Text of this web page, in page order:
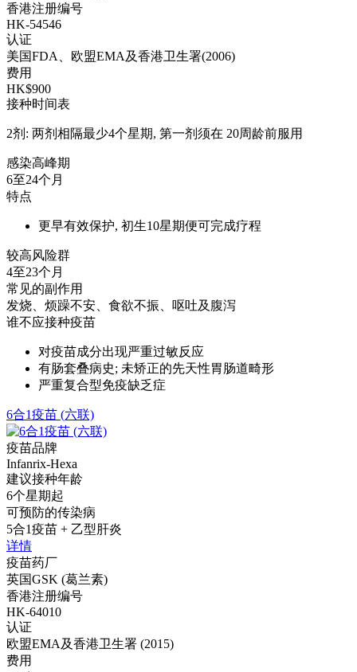
香港注册编号
HK-54546
认证
美国FDA、欧盟EMA及香港卫生署(2006)
费用
HK$900
接种时间表
2剂: 两剂相隔最少4个星期, 第一剂须在 20周龄前服用
感染高峰期
6至24个月
特点
更早有效保护, 初生10星期便可完成疗程
较高风险群
4至23个月
常见的副作用
发烧、烦躁不安、食欲不振、呕吐及腹泻
谁不应接种疫苗
对疫苗成分出现严重过敏反应
有肠套叠病史; 未矫正的先天性胃肠道畸形
严重复合型免疫缺乏症
6合1疫苗 (六联)
疫苗品牌
Infanrix-Hexa
建议接种年龄
6个星期起
可预防的传染病
5合1疫苗 + 乙型肝炎
详情
疫苗药厂
英国GSK (葛兰素)
香港注册编号
HK-64010
认证
欧盟EMA及香港卫生署 (2015)
费用